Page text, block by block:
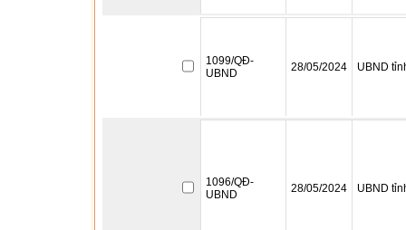
1099/QĐ-
UBND
28/05/2024 UBND
1096/QĐ-
UBND
28/05/2024 UBND